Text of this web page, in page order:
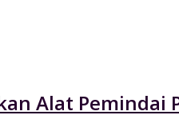
Alat Pemindai